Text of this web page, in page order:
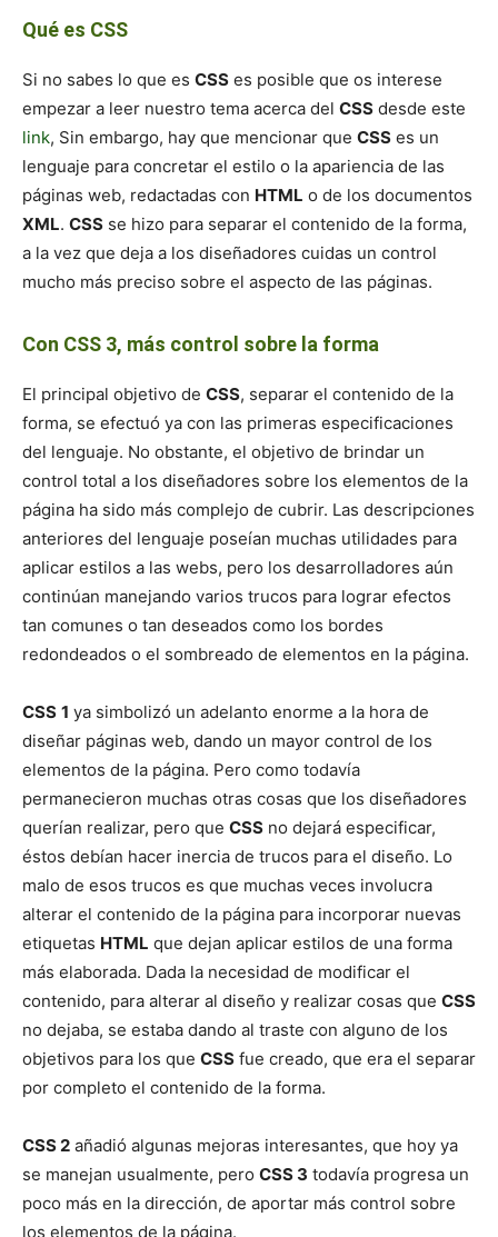
Qué es CSS
Si no sabes lo que es CSS es posible que os interese
empezar a leer nuestro tema acerca del CSS desde este
link, Sin embargo, hay que mencionar que CSS es un
lenguaje para concretar el estilo o la apariencia de las
páginas web, redactadas con HTML o de los documentos
XML. CSS se hizo para separar el contenido de la forma,
a la vez que deja a los diseñadores cuidas un control
mucho más preciso sobre el aspecto de las páginas.
Con CSS 3, más control sobre la forma
El principal objetivo de CSS, separar el contenido de la
forma, se efectuó ya con las primeras especificaciones
del lenguaje. No obstante, el objetivo de brindar un
control total a los diseñadores sobre los elementos de la
página ha sido más complejo de cubrir. Las descripciones
anteriores del lenguaje poseían muchas utilidades para
aplicar estilos a las webs, pero los desarrolladores aún
continúan manejando varios trucos para lograr efectos
tan comunes o tan deseados como los bordes
redondeados o el sombreado de elementos en la página.
CSS 1 ya simbolizó un adelanto enorme a la hora de
diseñar páginas web, dando un mayor control de los
elementos de la página. Pero como todavía
permanecieron muchas otras cosas que los diseñadores
querían realizar, pero que CSS no dejará especificar,
éstos debían hacer inercia de trucos para el diseño. Lo
malo de esos trucos es que muchas veces involucra
alterar el contenido de la página para incorporar nuevas
etiquetas HTML que dejan aplicar estilos de una forma
más elaborada. Dada la necesidad de modificar el
contenido, para alterar al diseño y realizar cosas que CSS
no dejaba, se estaba dando al traste con alguno de los
objetivos para los que CSS fue creado, que era el separar
por completo el contenido de la forma.
CSS 2 añadió algunas mejoras interesantes, que hoy ya
se manejan usualmente, pero CSS 3 todavía progresa un
poco más en la dirección, de aportar más control sobre
los elementos de la página.